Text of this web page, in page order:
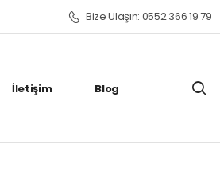
Bize Ulaşın: 0552 366 19 79
İletişim Blog